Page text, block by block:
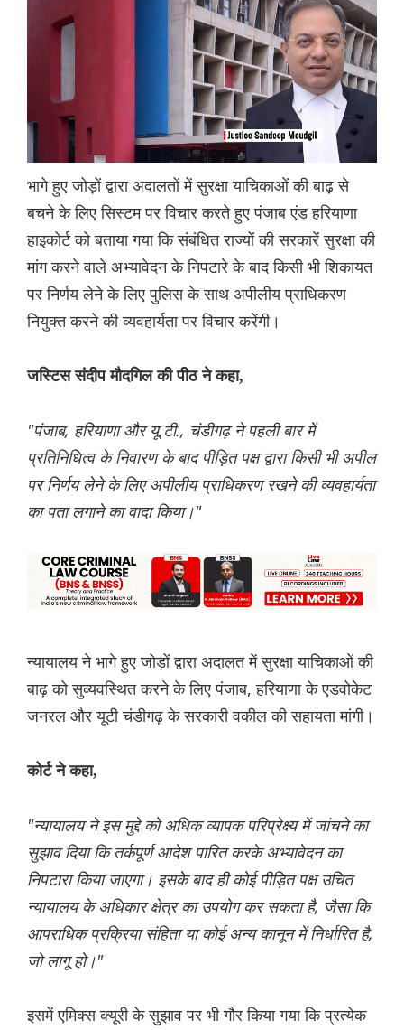
भागे हुए जोड़ों द्वारा अदालतों में सुरक्षा याचिकाओं की बाढ़ से
बचने के लिए सिस्टम पर विचार करते हुए पंजाब एंड हरियाणा
हाइकोर्ट को बताया गया कि संबंधित राज्यों की सरकारें सुरक्षा की
मांग करने वाले अभ्यावेदन के निपटारे के बाद किसी भी शिकायत
पर निर्णय लेने के लिए पुलिस के साथ अपीलीय प्राधिकरण
नियुक्त करने की व्यवहार्यता पर विचार करेंगी।
जस्टिस संदीप मौदगिल की पीठ ने कहा,
"पंजाब, हरियाणा और यू.टी., चंडीगढ़ ने पहली बार में
प्रतिनिधित्व के निवारण के बाद पीड़ित पक्ष द्वारा किसी भी अपील
पर निर्णय लेने के लिए अपीलीय प्राधिकरण रखने की व्यवहार्यता
का पता लगाने का वादा किया।"
न्यायालय ने भागे हुए जोड़ों द्वारा अदालत में सुरक्षा याचिकाओं की
बाढ़ को सुव्यवस्थित करने के लिए पंजाब, हरियाणा के एडवोकेट
जनरल और यूटी चंडीगढ़ के सरकारी वकील की सहायता मांगी।
कोर्ट ने कहा,
"न्यायालय ने इस मुद्दे को अधिक व्यापक परिप्रेक्ष्य में जांचने का
सुझाव दिया कि तर्कपूर्ण आदेश पारित करके अभ्यावेदन का
निपटारा किया जाएगा। इसके बाद ही कोई पीड़ित पक्ष उचित
न्यायालय के अधिकार क्षेत्र का उपयोग कर सकता है, जैसा कि
आपराधिक प्रक्रिया संहिता या कोई अन्य कानून में निर्धारित है,
जो लागू हो।"
इसमें एमिक्स क्यूरी के सुझाव पर भी गौर किया गया कि प्रत्येक